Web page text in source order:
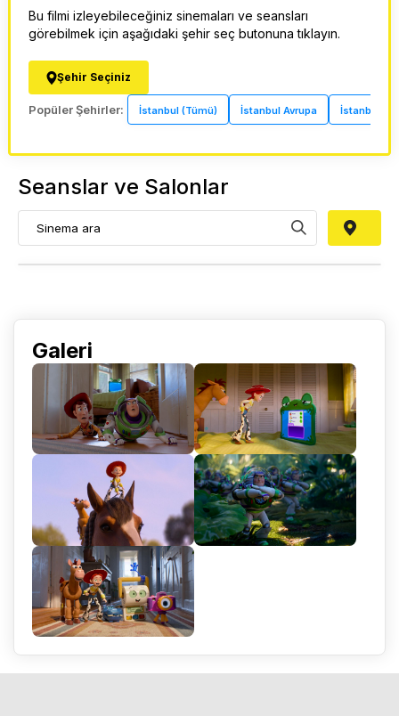
Bu filmi izleyebileceğiniz sinemaları ve seansları
görebilmek için aşağıdaki şehir seç butonuna tıklayın.
Şehir Seçiniz
Popüler Şehirler: İstanbul (Tümü) İstanbul Avrupa İstanbul
Seanslar ve Salonlar
Galeri